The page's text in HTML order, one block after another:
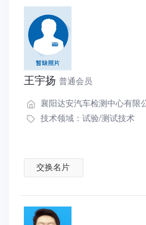
王宇扬 普通会员
襄阳达安汽车检测中心有限
技术领域： 试验/测试技术
交换名片